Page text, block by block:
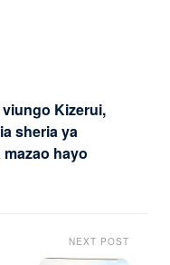
Kizerui,
sheria ya
hayo
NEXT POST